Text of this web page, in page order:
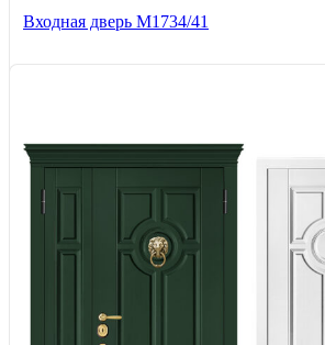
Входная дверь М1734/41